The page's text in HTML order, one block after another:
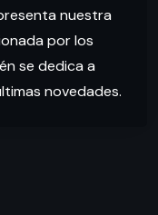
nuestra
por los
se dedica a
novedades.